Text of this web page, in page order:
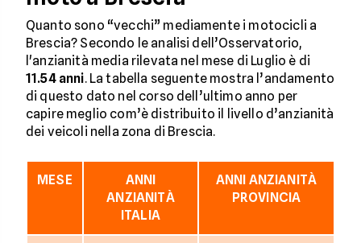
Quanto sono “vecchi” mediamente i motocicli a
Brescia? Secondo le analisi dell’Osservatorio,
l'anzianità media rilevata nel mese di Luglio è di
11.54 anni. La tabella seguente mostra l’andamento
di questo dato nel corso dell’ultimo anno per
capire meglio com’è distribuito il livello d’anzianità
dei veicoli nella zona di Brescia.
MESE
ANNI
ANZIANITÀ
ITALIA
ANNI ANZIANITÀ
PROVINCIA